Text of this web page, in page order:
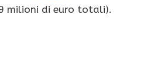
milioni di euro totali).